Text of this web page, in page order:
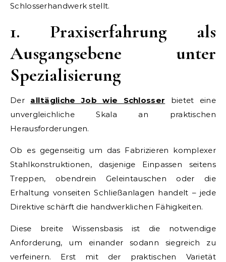
Schlosserhandwerk stellt.
1. Praxiserfahrung als
Ausgangsebene unter
Spezialisierung
Der alltägliche Job wie Schlosser bietet eine
unvergleichliche Skala an praktischen
Herausforderungen.
Ob es gegenseitig um das Fabrizieren komplexer
Stahlkonstruktionen, dasjenige Einpassen seitens
Treppen, obendrein Geleintauschen oder die
Erhaltung vonseiten Schließanlagen handelt – jede
Direktive schärft die handwerklichen Fähigkeiten.
Diese breite Wissensbasis ist die notwendige
Anforderung, um einander sodann siegreich zu
verfeinern. Erst mit der praktischen Varietät